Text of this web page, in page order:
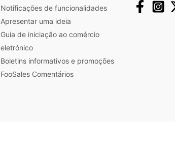
Notificações de funcionalidades
Apresentar uma ideia
Guia de iniciação ao comércio
eletrónico
Boletins informativos e promoções
FooSales Comentários